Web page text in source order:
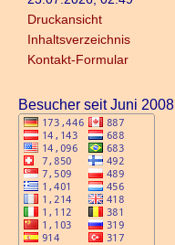
Druckansicht
Inhaltsverzeichnis
Kontakt-Formular
Besucher seit Juni 2008